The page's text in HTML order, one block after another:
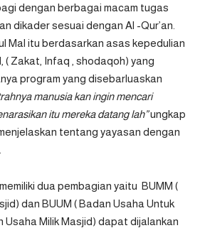
dengan berbagai macam tugas
dikader sesuai dengan Al -Qur’an.
Mal itu berdasarkan asas kepedulian
( Zakat, Infaq , shodaqoh) yang
program yang disebarluaskan
manusia kan ingin mencari
itu mereka datang lah”ungkap
tentang yayasan dengan
dua pembagian yaitu BUMM (
dan BUUM ( Badan Usaha Untuk
Usaha Milik Masjid) dapat dijalankan